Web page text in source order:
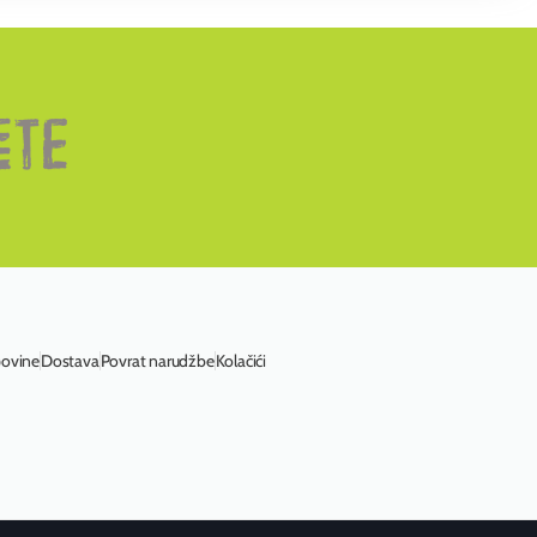
DostavaPovrat narudžbeKolačići